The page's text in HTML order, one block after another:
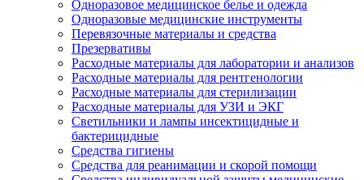
Одноразовое медицинское белье и одежда
Одноразовые медицинские инструменты
Перевязочные материалы и средства
Презервативы
Расходные материалы для лаборатории и анализов
Расходные материалы для рентгенологии
Расходные материалы для стерилизации
Расходные материалы для УЗИ и ЭКГ
Светильники и лампы инсектицидные и
бактерицидные
Средства гигиены
Средства для реанимации и скорой помощи